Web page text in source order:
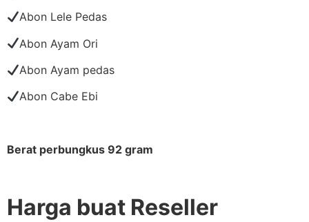
Abon Lele Pedas
Abon Ayam Ori
Abon Ayam pedas
Abon Cabe Ebi
Berat perbungkus 92 gram
Harga buat Reseller